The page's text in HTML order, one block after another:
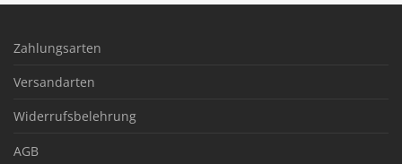
Zahlungsarten
Versandarten
Widerrufsbelehrung
AGB